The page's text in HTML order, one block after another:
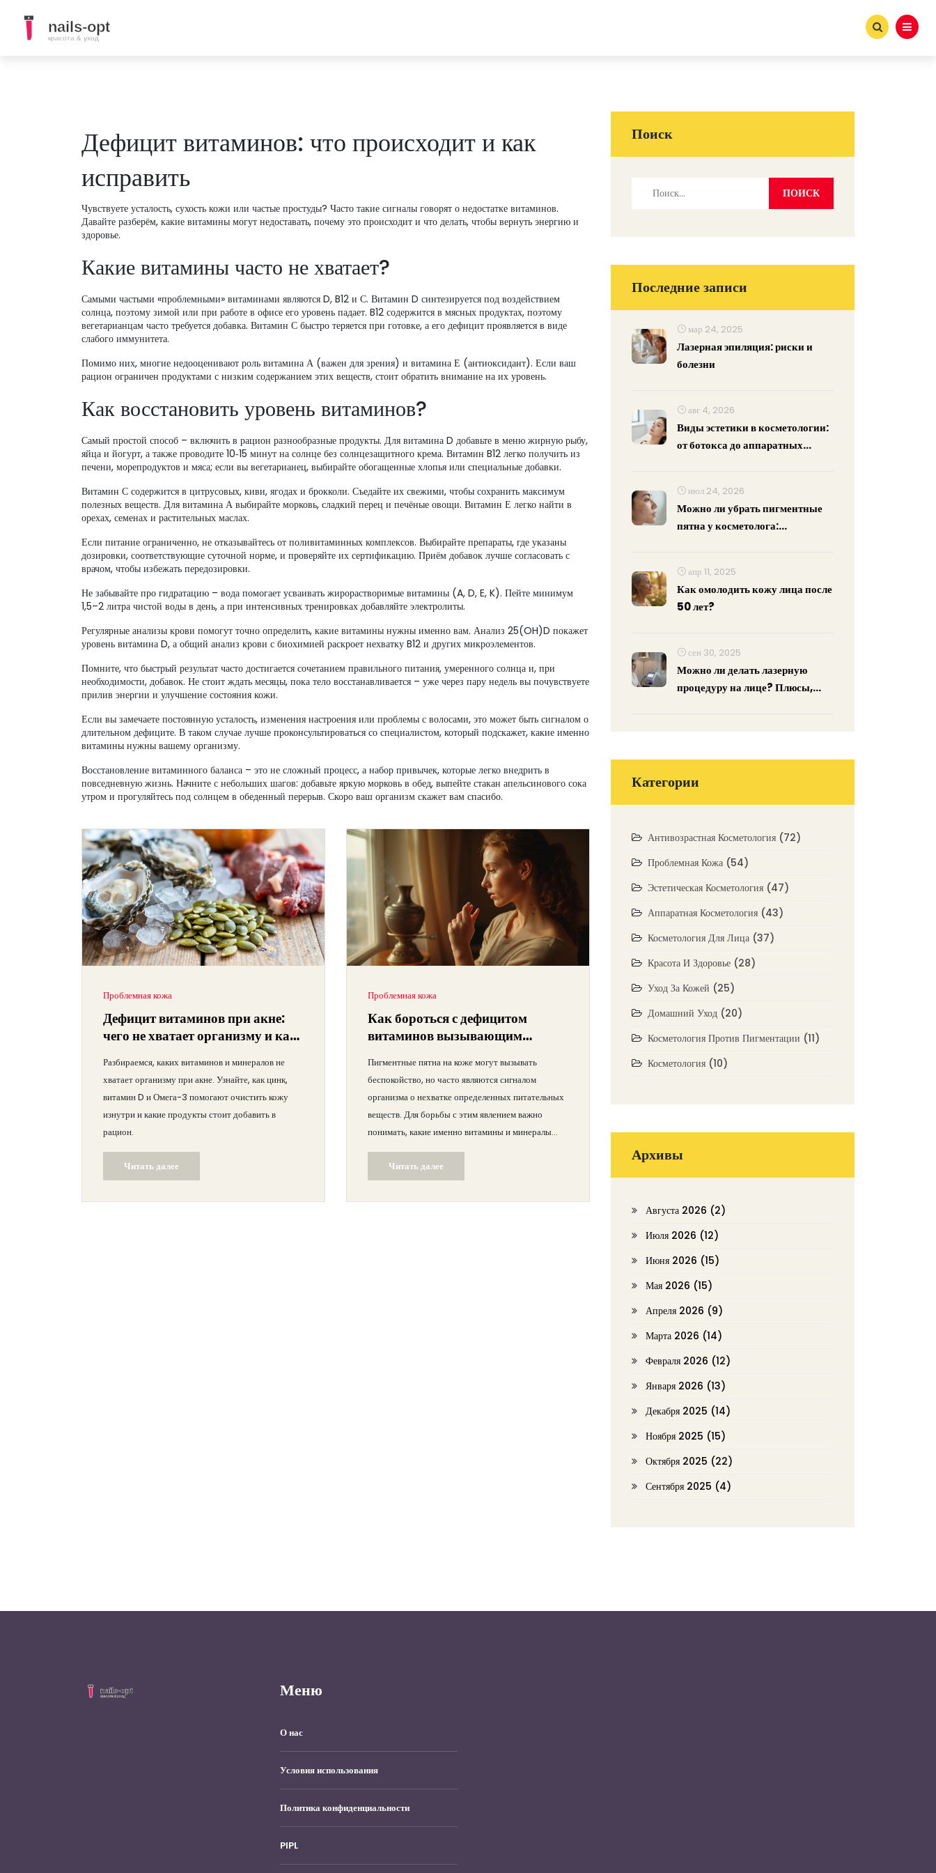
Дефицит витаминов: что происходит и как
исправить
Чувствуете усталость, сухость кожи или частые простуды? Часто такие сигналы говорят о недостатке витаминов.
Давайте разберём, какие витамины могут недоставать, почему это происходит и что делать, чтобы вернуть энергию и
здоровье.
Какие витамины часто не хватает?
Самыми частыми «проблемными» витаминами являются D, B12 и С. Витамин D синтезируется под воздействием
солнца, поэтому зимой или при работе в офисе его уровень падает. B12 содержится в мясных продуктах, поэтому
вегетарианцам часто требуется добавка. Витамин С быстро теряется при готовке, а его дефицит проявляется в виде
слабого иммунитета.
Помимо них, многие недооценивают роль витамина А (важен для зрения) и витамина Е (антиоксидант). Если ваш
рацион ограничен продуктами с низким содержанием этих веществ, стоит обратить внимание на их уровень.
Как восстановить уровень витаминов?
Самый простой способ – включить в рацион разнообразные продукты. Для витамина D добавьте в меню жирную рыбу,
яйца и йогурт, а также проводите 10‑15 минут на солнце без солнцезащитного крема. Витамин B12 легко получить из
печени, морепродуктов и мяса; если вы вегетарианец, выбирайте обогащенные хлопья или специальные добавки.
Витамин С содержится в цитрусовых, киви, ягодах и брокколи. Съедайте их свежими, чтобы сохранить максимум
полезных веществ. Для витамина А выбирайте морковь, сладкий перец и печёные овощи. Витамин Е легко найти в
орехах, семенах и растительных маслах.
Если питание ограниченно, не отказывайтесь от поливитаминных комплексов. Выбирайте препараты, где указаны
дозировки, соответствующие суточной норме, и проверяйте их сертификацию. Приём добавок лучше согласовать с
врачом, чтобы избежать передозировки.
Не забывайте про гидратацию – вода помогает усваивать жирорастворимые витамины (A, D, E, K). Пейте минимум
1,5–2 литра чистой воды в день, а при интенсивных тренировках добавляйте электролиты.
Регулярные анализы крови помогут точно определить, какие витамины нужны именно вам. Анализ 25(OH)D покажет
уровень витамина D, а общий анализ крови с биохимией раскроет нехватку B12 и других микроэлементов.
Помните, что быстрый результат часто достигается сочетанием правильного питания, умеренного солнца и, при
необходимости, добавок. Не стоит ждать месяцы, пока тело восстанавливается – уже через пару недель вы почувствуете
прилив энергии и улучшение состояния кожи.
Если вы замечаете постоянную усталость, изменения настроения или проблемы с волосами, это может быть сигналом о
длительном дефиците. В таком случае лучше проконсультироваться со специалистом, который подскажет, какие именно
витамины нужны вашему организму.
Восстановление витаминного баланса – это не сложный процесс, а набор привычек, которые легко внедрить в
повседневную жизнь. Начните с небольших шагов: добавьте яркую морковь в обед, выпейте стакан апельсинового сока
утром и прогуляйтесь под солнцем в обеденный перерыв. Скоро ваш организм скажет вам спасибо.
Проблемная кожа
Дефицит витаминов при акне:
чего не хватает организму и как
Разбираемся, каких витаминов и минералов не
хватает организму при акне. Узнайте, как цинк,
витамин D и Омега-3 помогают очистить кожу
изнутри и какие продукты стоит добавить в
рацион.
Читать далее
Проблемная кожа
Как бороться с дефицитом
витаминов вызывающим
Пигментные пятна на коже могут вызывать
беспокойство, но часто являются сигналом
организма о нехватке определенных питательных
веществ. Для борьбы с этим явлением важно
понимать, какие именно витамины и минералы
играют ключевую роль в поддержании здорового
цвета кожи. В статье рассмотриваются возможные
причины пигментации, а также полезные советы
для предотвращения и борьбы с этим
Читать далее
Поиск
Последние записи
мар 24, 2025
Лазерная эпиляция: риски и
болезни
авг 4, 2026
Виды эстетики в косметологии:
от ботокса до аппаратных
июл 24, 2026
Можно ли убрать пигментные
пятна у косметолога:
апр 11, 2025
Как омолодить кожу лица после
50 лет?
сен 30, 2025
Можно ли делать лазерную
процедуру на лице? Плюсы,
Категории
Антивозрастная Косметология (72)
Проблемная Кожа (54)
Эстетическая Косметология (47)
Аппаратная Косметология (43)
Косметология Для Лица (37)
Красота И Здоровье (28)
Уход За Кожей (25)
Домашний Уход (20)
Косметология Против Пигментации (11)
Косметология (10)
Архивы
Августа 2026 (2)
Июля 2026 (12)
Июня 2026 (15)
Мая 2026 (15)
Апреля 2026 (9)
Марта 2026 (14)
Февраля 2026 (12)
Января 2026 (13)
Декабря 2025 (14)
Ноября 2025 (15)
Октября 2025 (22)
Сентября 2025 (4)
Меню
О нас
Условия использования
Политика конфиденциальности
PIPL